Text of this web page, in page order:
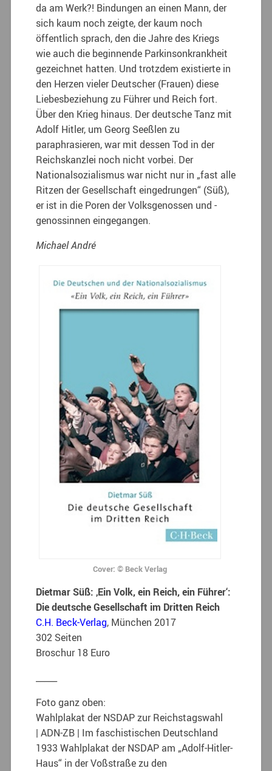
da am Werk?! Bindungen an einen Mann, der
sich kaum noch zeigte, der kaum noch
öffentlich sprach, den die Jahre des Kriegs
wie auch die beginnende Parkinsonkrankheit
gezeichnet hatten. Und trotzdem existierte in
den Herzen vieler Deutscher (Frauen) diese
Liebesbeziehung zu Führer und Reich fort.
Über den Krieg hinaus. Der deutsche Tanz mit
Adolf Hitler, um Georg Seeßlen zu
paraphrasieren, war mit dessen Tod in der
Reichskanzlei noch nicht vorbei. Der
Nationalsozialismus war nicht nur in „fast alle
Ritzen der Gesellschaft eingedrungen“ (Süß),
er ist in die Poren der Volksgenossen und -
genossinnen eingegangen.
Michael André
Cover: © Beck Verlag
Dietmar Süß: ‚Ein Volk, ein Reich, ein Führer‘:
Die deutsche Gesellschaft im Dritten Reich
C.H. Beck-Verlag, München 2017
302 Seiten
Broschur 18 Euro
Foto ganz oben:
Wahlplakat der NSDAP zur Reichstagswahl
| ADN-ZB | Im faschistischen Deutschland
1933 Wahlplakat der NSDAP am „Adolf-Hitler-
Haus“ in der Voßstraße zu den